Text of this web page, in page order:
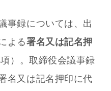
事録については、出
よる署名又は記名押
）。取締役会議事録
名又は記名押印に代